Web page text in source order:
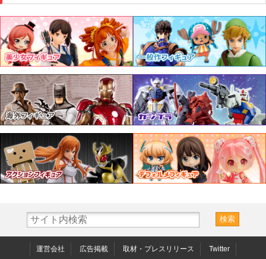
運営会社 広告掲載 取材・プレスリリース Twitter